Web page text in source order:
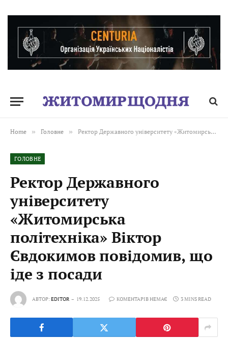
Home » Головне » Ректор Державного університету «Житомирська політехніка» Віктор Євдокимов повідомив, що іде з посади
ГОЛОВНЕ
Ректор Державного
університету
«Житомирська
політехніка» Віктор
Євдокимов повідомив, що
іде з посади
АВТОР:EDITOR 19.12.2025 КОМЕНТАРІВ НЕМАЄ 3 MINS READ